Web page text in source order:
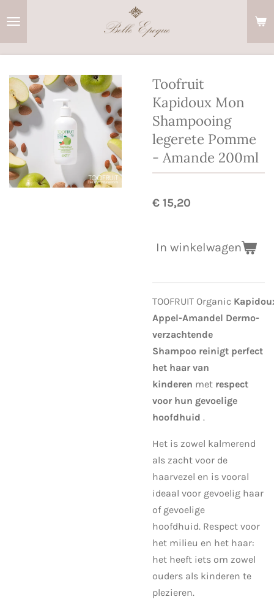
hoofdinhoud
Toofruit
Kapidoux Mon
Shampooing
legerete Pomme
- Amande 200ml
€ 15,20
In winkelwagen
TOOFRUIT Organic
Appel-Amandel Dermo-
verzachtende
Shampoo reinigt perfect
het haar van
kinderen met respect
voor hun gevoelige
hoofdhuid .
Het is zowel kalmerend
als zacht voor de
haarvezel en is vooral
ideaal voor gevoelig haar
of gevoelige
hoofdhuid. Respect voor
het milieu en het haar:
het heeft iets om zowel
ouders als kinderen te
plezieren.